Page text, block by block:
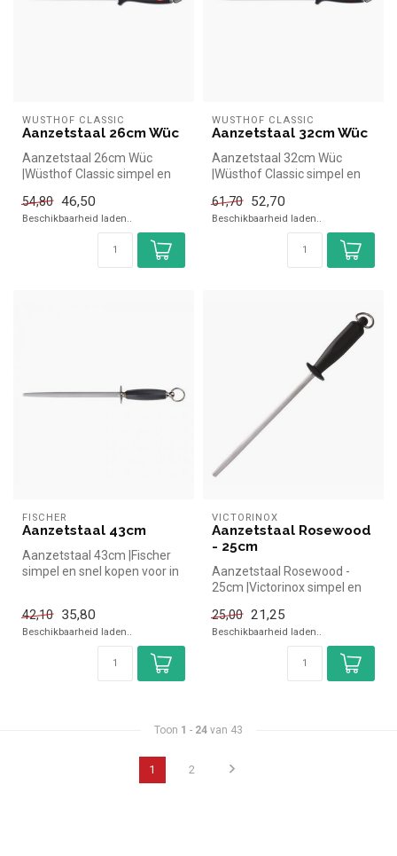
WÜSTHOF CLASSIC
Aanzetstaal 26cm Wüc
Aanzetstaal 26cm Wüc
|Wüsthof Classic simpel en
Ov...
54,80 46,50
Beschikbaarheid laden..
WÜSTHOF CLASSIC
Aanzetstaal 32cm Wüc
Aanzetstaal 32cm Wüc
|Wüsthof Classic simpel en
Ov...
61,70 52,70
Beschikbaarheid laden..
FISCHER
Aanzetstaal 43cm
Aanzetstaal 43cm |Fischer
simpel en snel kopen voor in
42,10
35,80
Beschikbaarheid laden..
VICTORINOX
Aanzetstaal Rosewood
- 25cm
Aanzetstaal Rosewood -
25cm |Victorinox simpel en
...
25,00 21,25
Beschikbaarheid laden..
Toon 1 - 24 van 43
1 2